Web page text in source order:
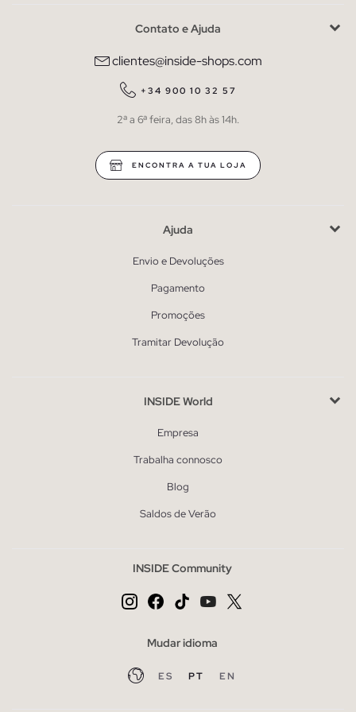
Contato e Ajuda
clientes@inside-shops.com
+34 900 10 32 57
2ª a 6ª feira, das 8h às 14h.
ENCONTRA A TUA LOJA
Ajuda
Envio e Devoluções
Pagamento
Promoções
Tramitar Devolução
INSIDE World
Empresa
Trabalha connosco
Blog
Saldos de Verão
INSIDE Community
Mudar idioma
ES PT EN